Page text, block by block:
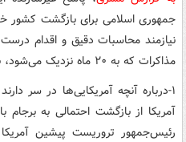
جمهوری‌ اسلامی برای بازگشت کشور
نیازمند محاسبات دقیق و اقدام
مذاکرات که به ۲۰ ماه نزدیک می‌شود، برنامه استراتژیک یانکی‌هاست.
۱-درباره آنچه آمریکایی‌ها در سر
آمریکا از بازگشت احتمالی به
رئیس‌جمهور تروریست پیشین